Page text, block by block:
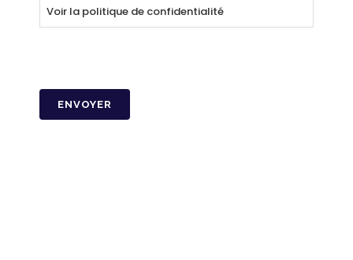
Voir la politique de confidentialité